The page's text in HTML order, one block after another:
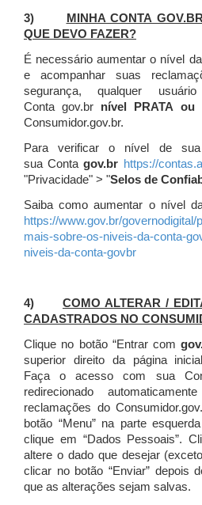
3)
MINHA CONTA
QUE DEVO FAZER?
É necessário aumentar o nível
e acompanhar suas
segurança, qualquer
Conta gov.br nível PRATA ou
Consumidor.gov.br.
Para verificar o nível de
sua Contagov.br https://
"Privacidade" > "Selos de
Saiba como aumentar o nível
https://www.gov.br/
mais-sobre-os-niveis-da-conta-
niveis-da-conta-govbr
4) COMO ALTERAR /
CADASTRADOS NO
Clique no botão “Entrar com
superior direito da página
Faça o acesso com sua
redirecionado
reclamações do
botão “Menu” na parte
clique em “Dados Pessoais”.
altere o dado que desejar
clicar no botão “Enviar” depois
que as alterações sejam salvas.